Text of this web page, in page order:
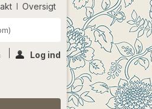
Oversigt
Log ind